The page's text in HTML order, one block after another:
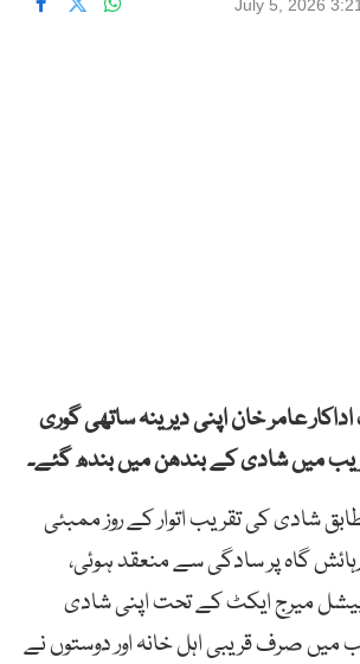
July 5, 2026
عامر خان اپنی دیرینہ ساتھی گوری
میں شادی کے بندھن میں بندھ گئے۔
شادی کی تقریب اتوار کے روز ممبئی
گاہ پر سادگی سے منعقد ہوئی،
میرج ایکٹ کے تحت اپنی شادی
میں صرف قریبی اہل خانہ اور دوستوں نے